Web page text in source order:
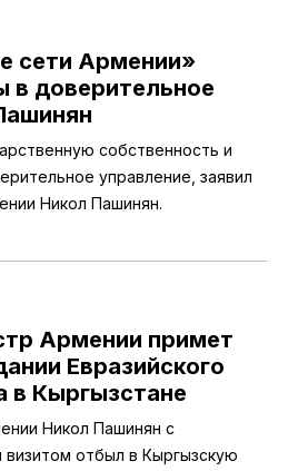
сети Армении»
в доверительное
собственность и
управление, заявил
Никол Пашинян.
Армении примет
Евразийского
в Кыргызстане
Никол Пашинян с
отбыл в Кыргызскую